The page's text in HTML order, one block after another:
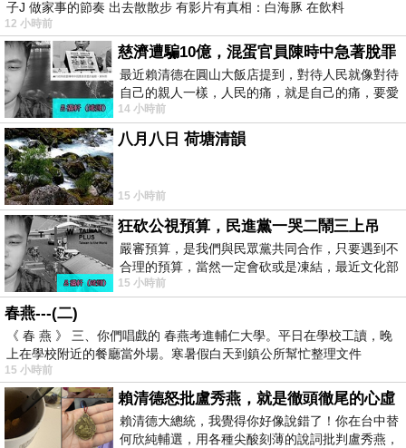
子J 做家事的節奏 出去散散步 有影片有真相：白海豚 在飲料
12 小時前
慈濟遭騙10億，混蛋官員陳時中急著脫罪
最近賴清德在圓山大飯店提到，對待人民就像對待
自己的親人一樣，人民的痛，就是自己的痛，要愛
民如親，說的這麼好聽，實際上根本沒做
14 小時前
八月八日 荷塘清韻
15 小時前
狂砍公視預算，民進黨一哭二鬧三上吊
嚴審預算，是我們與民眾黨共同合作，只要遇到不
合理的預算，當然一定會砍或是凍結，最近文化部
要編列公視和Taiwan plus預算，在110年
15 小時前
春燕---(二)
《 春 燕 》 三、你們唱戲的 春燕考進輔仁大學。平日在學校工讀，晚
上在學校附近的餐廳當外場。寒暑假白天到鎮公所幫忙整理文件
15 小時前
賴清德怒批盧秀燕，就是徹頭徹尾的心虛
賴清德大總統，我覺得你好像說錯了！你在台中替
何欣純輔選，用各種尖酸刻薄的說詞批判盧秀燕，